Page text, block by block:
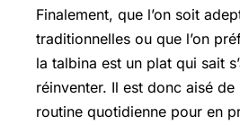
Finalement, que l’on soit
traditionnelles ou que l’on
la talbina est un plat qui sait
réinventer. Il est donc aisé de
routine quotidienne pour en